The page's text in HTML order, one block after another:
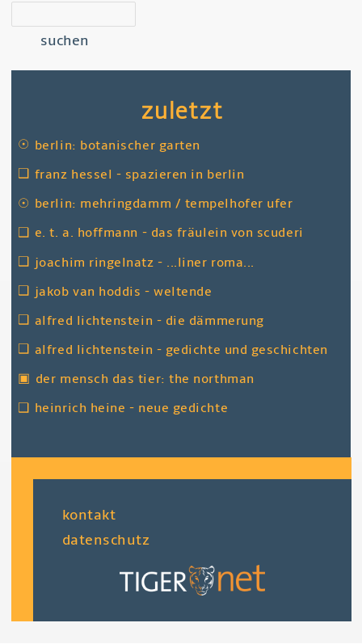
zuletzt
☉ berlin: botanischer garten
❑ franz hessel - spazieren in berlin
☉ berlin: mehringdamm / tempelhofer ufer
❑ e. t. a. hoffmann - das fräulein von scuderi
❑ joachim ringelnatz - ...liner roma...
❑ jakob van hoddis - weltende
❑ alfred lichtenstein - die dämmerung
❑ alfred lichtenstein - gedichte und geschichten
▣ der mensch das tier: the northman
❑ heinrich heine - neue gedichte
fußzeile
kontakt
datenschutz